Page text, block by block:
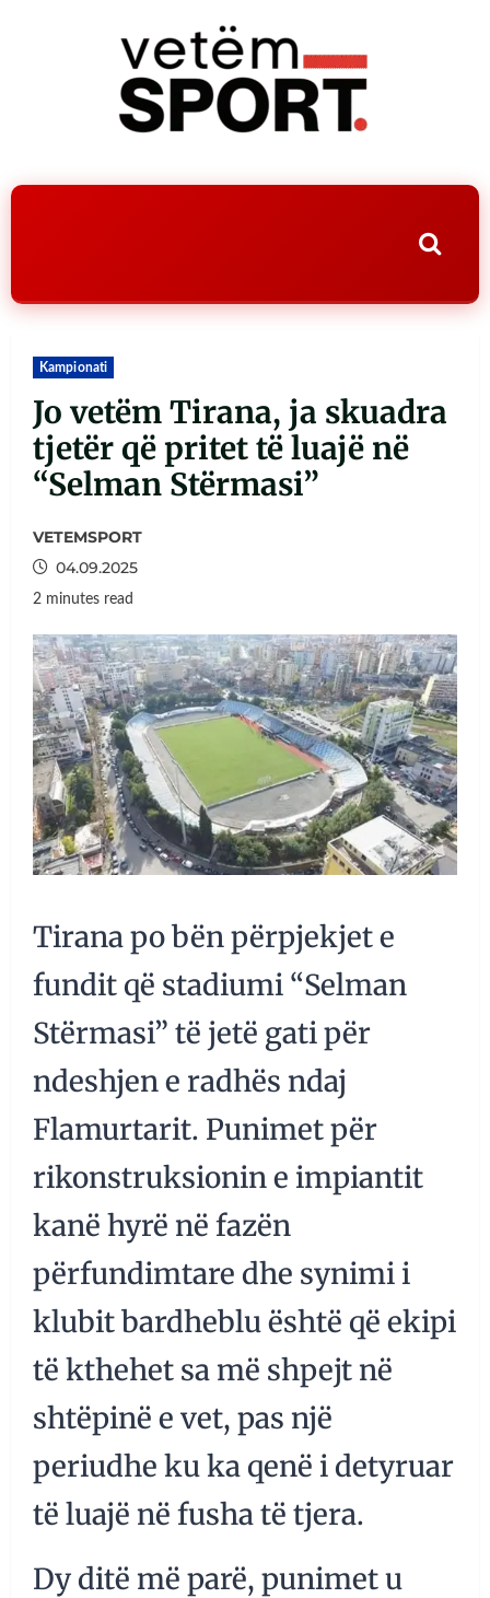
Kampionati
Jo vetëm Tirana, ja skuadra
tjetër që pritet të luajë në
“Selman Stërmasi”
VETEMSPORT
04.09.2025
2 minutes read
Tirana po bën përpjekjet e
fundit që stadiumi “Selman
Stërmasi” të jetë gati për
ndeshjen e radhës ndaj
Flamurtarit. Punimet për
rikonstruksionin e impiantit
kanë hyrë në fazën
përfundimtare dhe synimi i
klubit bardheblu është që ekipi
të kthehet sa më shpejt në
shtëpinë e vet, pas një
periudhe ku ka qenë i detyruar
të luajë në fusha të tjera.
Dy ditë më parë, punimet u